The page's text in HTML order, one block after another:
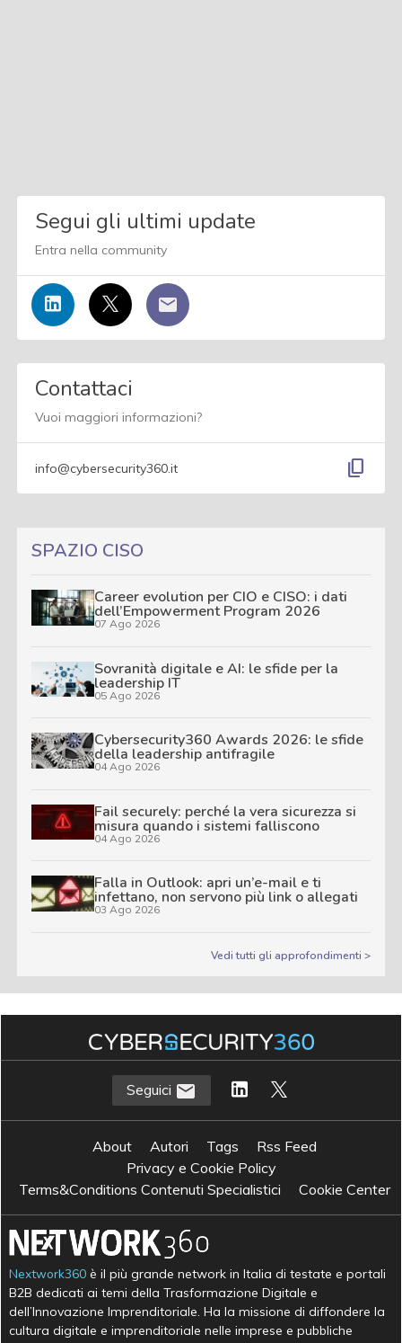
Segui gli ultimi update
Entra nella community
Contattaci
Vuoi maggiori informazioni?
info@cybersecurity360.it content_copy
SPAZIO CISO
Career evolution per CIO e CISO: i dati
dell’Empowerment Program 2026
07 Ago 2026
Sovranità digitale e AI: le sfide per la
leadership IT
05 Ago 2026
Cybersecurity360 Awards 2026: le sfide
della leadership antifragile
04 Ago 2026
Fail securely: perché la vera sicurezza si
misura quando i sistemi falliscono
04 Ago 2026
Falla in Outlook: apri un’e-mail e ti
infettano, non servono più link o allegati
03 Ago 2026
Vedi tutti gli approfondimenti >
Seguici
About Autori Tags
Rss Feed
Privacy e Cookie Policy
Terms&Conditions Contenuti Specialistici
Cookie Center
Nextwork360 è il più grande network in Italia di testate e portali
B2B dedicati ai temi della Trasformazione Digitale e
dell’Innovazione Imprenditoriale. Ha la missione di diffondere la
cultura digitale e imprenditoriale nelle imprese e pubbliche